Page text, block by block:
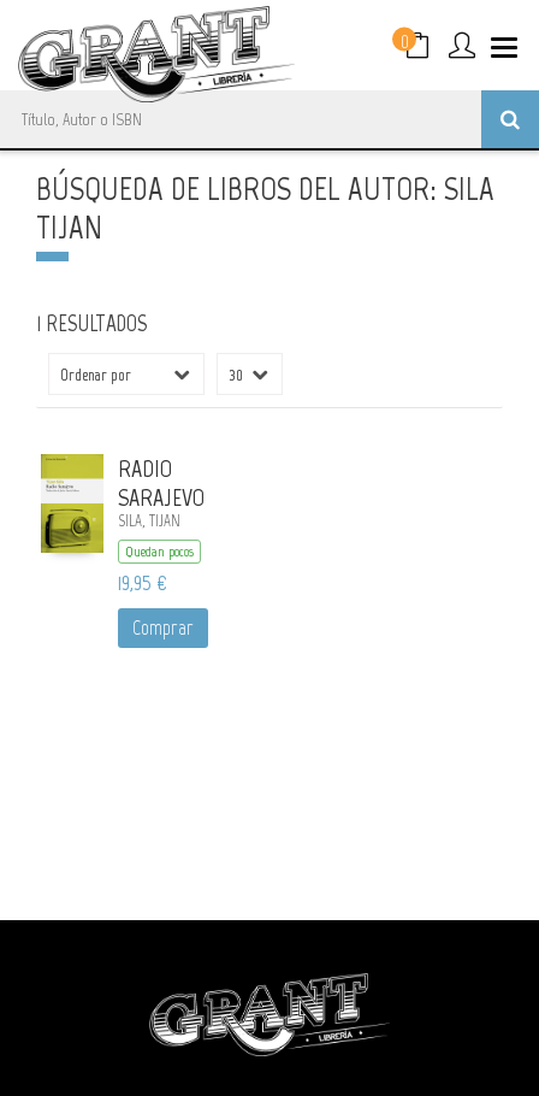
0
BÚSQUEDA DE LIBROS DEL AUTOR: SILA
TIJAN
1 RESULTADOS
RADIO
SARAJEVO
SILA, TIJAN
Quedan pocos
19,95 €
Comprar